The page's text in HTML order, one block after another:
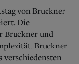
von Bruckner
Die
Bruckner und
Bruckner
verschiedensten